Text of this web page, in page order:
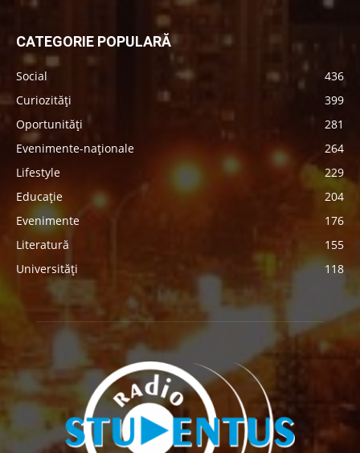
CATEGORIE POPULARĂ
Social
436
Curiozități
399
Oportunități
281
Evenimente-naționale
264
Lifestyle
229
Educație
204
Evenimente
176
Literatură
155
Universități
118